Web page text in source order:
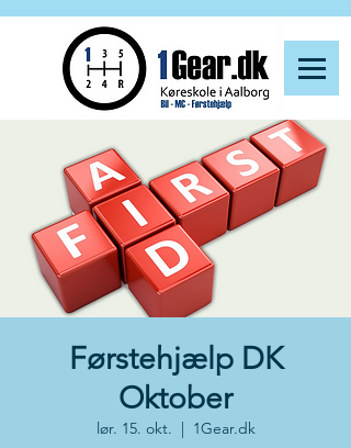
Førstehjælp DK
Oktober
lør. 15. okt.
  |
1Gear.dk